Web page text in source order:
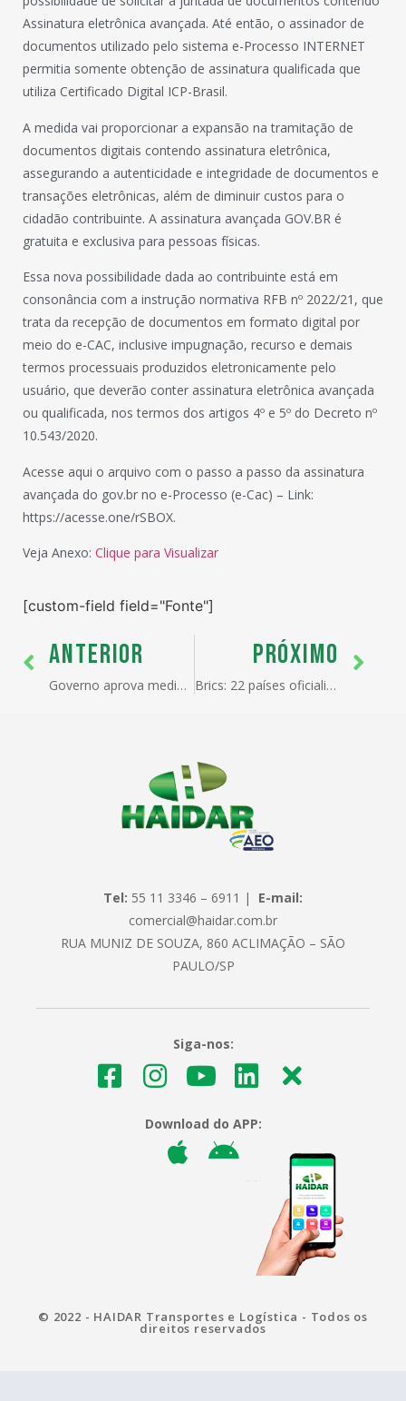
Assinatura eletrônica avançada. Até então, o assinador de
documentos utilizado pelo sistema e-Processo INTERNET
permitia somente obtenção de assinatura qualificada que
utiliza Certificado Digital ICP-Brasil.
A medida vai proporcionar a expansão na tramitação de
documentos digitais contendo assinatura eletrônica,
assegurando a autenticidade e integridade de documentos e
transações eletrônicas, além de diminuir custos para o
cidadão contribuinte. A assinatura avançada GOV.BR é
gratuita e exclusiva para pessoas físicas.
Essa nova possibilidade dada ao contribuinte está em
consonância com a instrução normativa RFB nº 2022/21, que
trata da recepção de documentos em formato digital por
meio do e-CAC, inclusive impugnação, recurso e demais
termos processuais produzidos eletronicamente pelo
usuário, que deverão conter assinatura eletrônica avançada
ou qualificada, nos termos dos artigos 4º e 5º do Decreto nº
10.543/2020.
Acesse aqui o arquivo com o passo a passo da assinatura
avançada do gov.br no e-Processo (e-Cac) – Link:
https://acesse.one/rSBOX.
Veja Anexo: Clique para Visualizar
[custom-field field="Fonte"]
ANTERIOR
Governo aprova medidas que favorecem produtores nacionais de leite e alteram regras procedimentais para Ex-Tarifários
PRÓXIMO
Brics: 22 países oficializaram pedido para entrar
Tel: 55 11 3346 – 6911 | E-mail:
comercial@haidar.com.br
RUA MUNIZ DE SOUZA, 860 ACLIMAÇÃO – SÃO
PAULO/SP
Siga-nos:
Download do APP:
© 2022 - HAIDAR Transportes e Logística - Todos os
direitos reservados